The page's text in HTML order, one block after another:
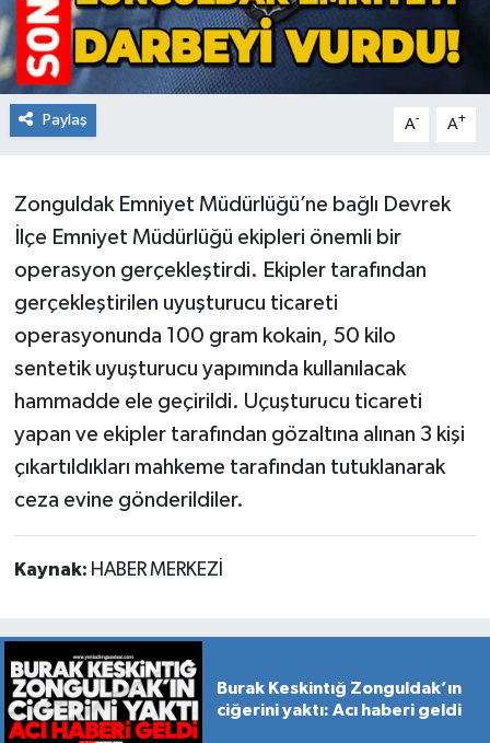
Paylaş A- A+
Zonguldak Emniyet Müdürlüğü’ne bağlı Devrek
İlçe Emniyet Müdürlüğü ekipleri önemli bir
operasyon gerçekleştirdi. Ekipler tarafından
gerçekleştirilen uyuşturucu ticareti
operasyonunda 100 gram kokain, 50 kilo
sentetik uyuşturucu yapımında kullanılacak
hammadde ele geçirildi. Uçuşturucu ticareti
yapan ve ekipler tarafından gözaltına alınan 3 kişi
çıkartıldıkları mahkeme tarafından tutuklanarak
ceza evine gönderildiler.
Kaynak: HABER MERKEZİ
Burak Keskintığ Zonguldak’ın
ciğerini yaktı: Acı haberi geldi